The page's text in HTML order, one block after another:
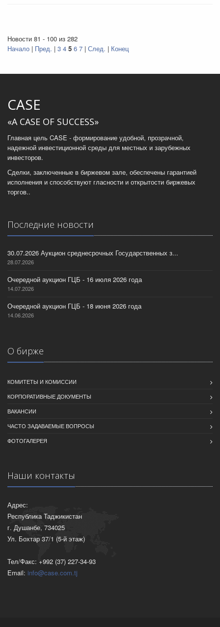
Новости 81 - 100 из 282
Начало | Пред. | 3 4 5 6 7 | След. | Конец
CASE
«A CASE OF SUCCESS»
Главная цель CASE - формирование удобной, прозрачной,
надежной инвестиционной среды для местных и зарубежных
инвесторов.
Сделки, заключенные в биржевом зале, обеспечены гарантией
исполнения и способствуют гласности и открытости биржевых
торгов..
Последние новости
30.07.2026 Аукцион среднесрочных Государственных з...
28.07.2026
Очередной аукцион ГЦБ - 16 июля 2026 года
14.07.2026
Очередной аукцион ГЦБ - 18 июня 2026 года
14.06.2026
О бирже
КОМИТЕТЫ И КОМИССИИ
КОРПОРАТИВНЫЕ ДОКУМЕНТЫ
ВАКАНСИИ
ЧАСТО ЗАДАВАЕМЫЕ ВОПРОСЫ
ФОТОГАЛЕРЕЯ
Наши контакты
Адрес:
Республика Таджикистан
г. Душанбе, 734025
Ул. Бохтар 37/1 (5-й этаж)
Тел/Факс: +992 (37) 227-34-93
Email: info@case.com.tj